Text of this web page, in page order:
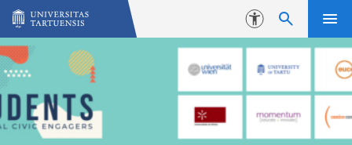
Skip to content
Accessibility